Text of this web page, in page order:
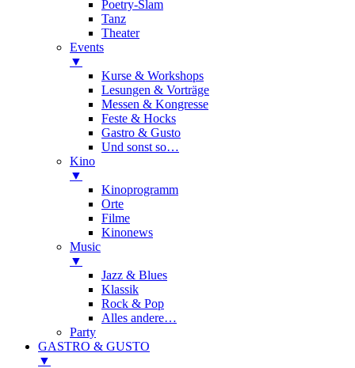
Poetry-Slam
Tanz
Theater
Events
▼
Kurse & Workshops
Lesungen & Vorträge
Messen & Kongresse
Feste & Hocks
Gastro & Gusto
Und sonst so…
Kino
▼
Kinoprogramm
Orte
Filme
Kinonews
Music
▼
Jazz & Blues
Klassik
Rock & Pop
Alles andere…
Party
GASTRO & GUSTO
▼